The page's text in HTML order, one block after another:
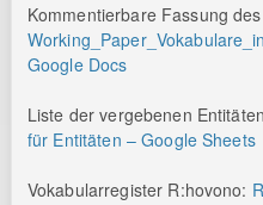
Kommentierbare Fassung
Google Docs
Liste der vergebenen
für Entitäten – Google Sheets
Vokabularregister R:hovono: